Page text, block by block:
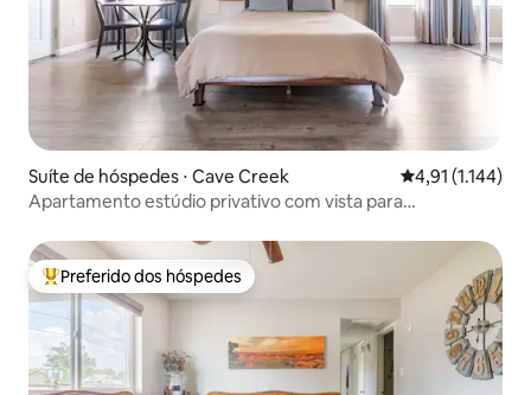
Suíte de hóspedes ⋅ Cave Creek 4,91 de uma
4,91 (1.144)
Apartamento estúdio privativo com vista para
Entre os melhores preferidos dos hóspedes
Preferido dos hóspedes